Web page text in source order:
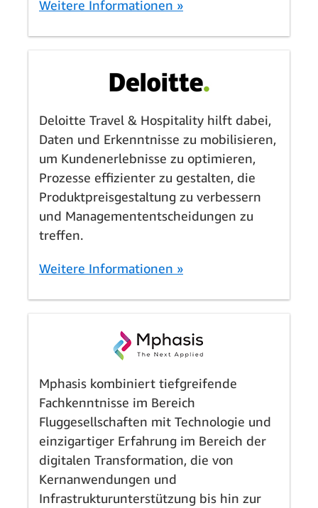
Weitere Informationen »
Deloitte Travel & Hospitality hilft dabei,
Daten und Erkenntnisse zu mobilisieren,
um Kundenerlebnisse zu optimieren,
Prozesse effizienter zu gestalten, die
Produktpreisgestaltung zu verbessern
und Managemententscheidungen zu
treffen.
Weitere Informationen »
Mphasis kombiniert tiefgreifende
Fachkenntnisse im Bereich
Fluggesellschaften mit Technologie und
einzigartiger Erfahrung im Bereich der
digitalen Transformation, die von
Kernanwendungen und
Infrastrukturunterstützung bis hin zur